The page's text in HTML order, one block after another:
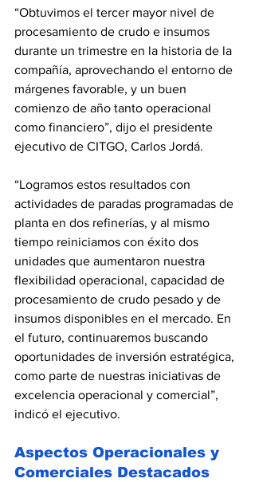
“Obtuvimos el tercer mayor nivel de
procesamiento de crudo e insumos
durante un trimestre en la historia de la
compañía, aprovechando el entorno de
márgenes favorable, y un buen
comienzo de año tanto operacional
como financiero”, dijo el presidente
ejecutivo de CITGO, Carlos Jordá.
“Logramos estos resultados con
actividades de paradas programadas de
planta en dos refinerías, y al mismo
tiempo reiniciamos con éxito dos
unidades que aumentaron nuestra
flexibilidad operacional, capacidad de
procesamiento de crudo pesado y de
insumos disponibles en el mercado. En
el futuro, continuaremos buscando
oportunidades de inversión estratégica,
como parte de nuestras iniciativas de
excelencia operacional y comercial”,
indicó el ejecutivo.
Aspectos Operacionales y
Comerciales Destacados